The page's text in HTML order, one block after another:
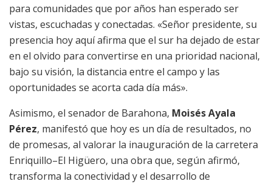
para comunidades que por años han esperado ser
vistas, escuchadas y conectadas. «Señor presidente, su
presencia hoy aquí afirma que el sur ha dejado de estar
en el olvido para convertirse en una prioridad nacional,
bajo su visión, la distancia entre el campo y las
oportunidades se acorta cada día más».
Asimismo, el senador de Barahona, Moisés Ayala
Pérez, manifestó que hoy es un día de resultados, no
de promesas, al valorar la inauguración de la carretera
Enriquillo–El Higüero, una obra que, según afirmó,
transforma la conectividad y el desarrollo de